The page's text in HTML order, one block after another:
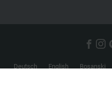
Deutsch English Bosanski